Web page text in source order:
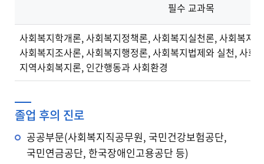
필수 교과목
사회복지학개론, 사회복지정책론, 사회복지실천론, 사회복지
사회복지조사론, 사회복지행정론, 사회복지법제와 실천, 사회
지역사회복지론, 인간행동과 사회환경
졸업 후의 진로
공공부문(사회복지직공무원, 국민건강보험공단,
국민연금공단, 한국장애인고용공단 등)